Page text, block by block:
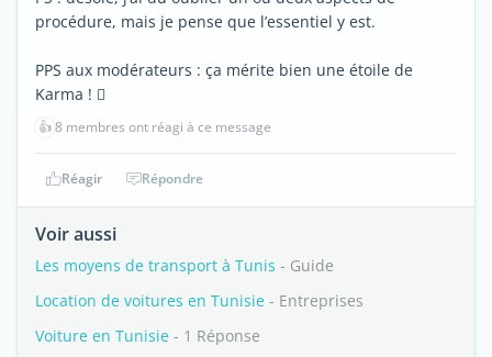
procédure, mais je pense que l’essentiel y est.
PPS aux modérateurs : ça mérite bien une étoile de
Karma ! 
👍8 membres ont réagi à ce message
Réagir Répondre
Voir aussi
Les moyens de transport à Tunis - Guide
Location de voitures en Tunisie - Entreprises
Voiture en Tunisie - 1 Réponse